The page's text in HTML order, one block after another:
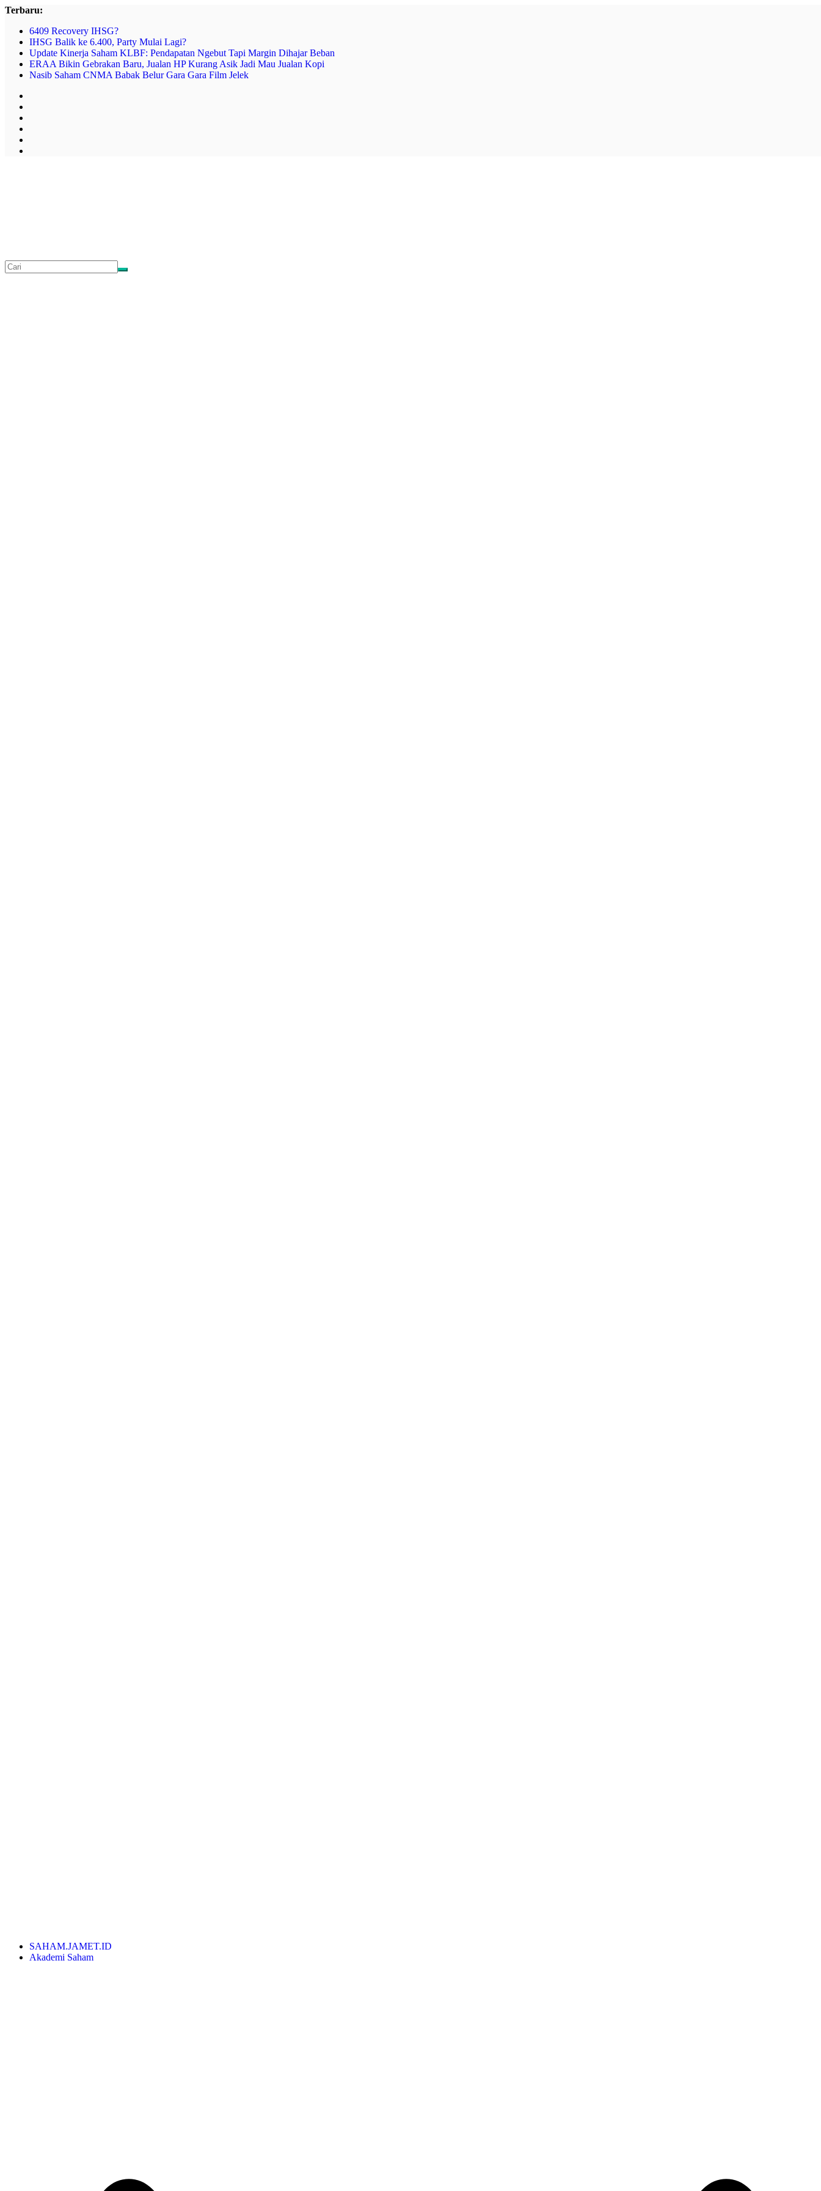
Skip
content
Terbaru:
6409 Recovery IHSG?
IHSG Balik ke 6.400, Party Mulai Lagi?
Update Kinerja Saham KLBF: Pendapatan Ngebut Tapi Margin Dihajar Beban
ERAA Bikin Gebrakan Baru, Jualan HP Kurang Asik Jadi Mau Jualan Kopi
Nasib Saham CNMA Babak Belur Gara Gara Film Jelek
SAHAM.JAMET.ID
Akademi Saham